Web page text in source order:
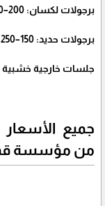
برجولات لكسان: 200–350 ريال للمتر
برجولات حديد: 150–250 ريال للمتر
جلسات خارجية خشبية
جميع
من مؤسسة